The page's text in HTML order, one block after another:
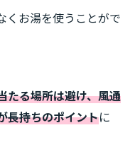
くお湯を使うことがで
たる場所は避け、風通
長持ちのポイントに